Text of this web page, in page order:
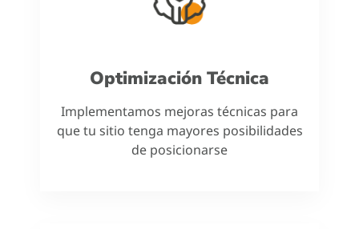
Optimización Técnica
Implementamos mejoras técnicas para
que tu sitio tenga mayores posibilidades
de posicionarse